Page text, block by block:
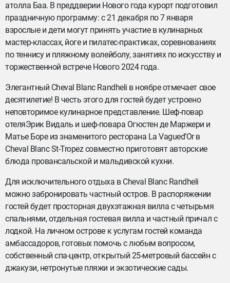
атолла Баа. В преддверии Нового года курорт подготовил
праздничную программу: c 21 декабря по 7 января
взрослые и дети могут принять участие в кулинарных
мастер-классах, йоге и пилатес-практиках, соревнованиях
по теннису и пляжному волейболу, занятиях по искусству и
торжественной встрече Нового 2024 года.
Элегантный Cheval Blanc Randheli в ноябре отмечает свое
десятилетие! В честь этого для гостей будет устроено
неповторимое кулинарное представление. Шеф-повар
отеляЭрик Видаль и шеф-повара Огюстен де Маржери и
Матье Боре из знаменитого ресторана La Vagued’Or в
Cheval Blanc St-Tropez совместно приготовят авторские
блюда провансальской и мальдивской кухни.
Для исключительного отдыха в Cheval Blanc Randheli
можно забронировать частный остров. В распоряжении
гостей будет просторная двухэтажная вилла с четырьмя
спальнями, отдельная гостевая вилла и частный причал с
лодкой. На личном острове к услугам гостей команда
амбассадоров, готовых помочь с любым вопросом,
собственный спа-центр, открытый 25-метровый бассейн с
джакузи, нетронутые пляжи и экзотические сады.